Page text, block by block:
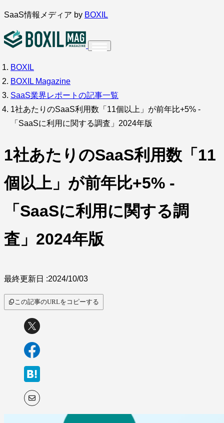
内
を
キ
ッ
プ
SaaS情報メディア by BOXIL
インタビュー
調査・アンケート
BOXIL
BOXIL Magazine
SaaS業界レポートの記事一覧
1社あたりのSaaS利用数「11個以上」が前年比+5% -
「SaaSに利用に関する調査」2024年版
1社あたりのSaaS利用数「11
個以上」が前年比+5% -
「SaaSに利用に関する調
査」2024年版
最終更新日 :2024/10/03
この記事のURLをコピーする